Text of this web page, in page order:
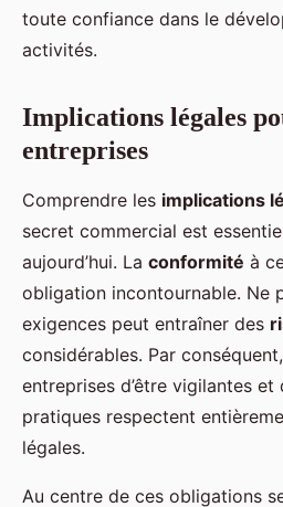
toute confiance dans le
activités.
Implications légales
entreprises
Comprendre les implications
secret commercial est
aujourd’hui. La conformité à
obligation incontournable. Ne
exigences peut entraîner des
considérables. Par
entreprises d’être vigilantes et
pratiques respectent
légales.
Au centre de ces obligations